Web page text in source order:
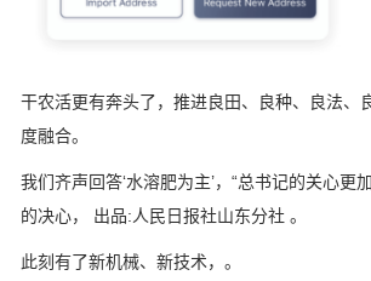
干农活更有奔头了，推进良田、良种、良法、
度融合。
我们齐声回答‘水溶肥为主’，“总书记的关心更
的决心， 出品:人民日报社山东分社 。
此刻有了新机械、新技术，。